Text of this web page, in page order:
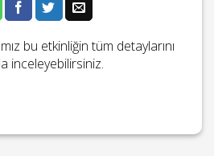
bu etkinliğin tüm detaylarını
inceleyebilirsiniz.